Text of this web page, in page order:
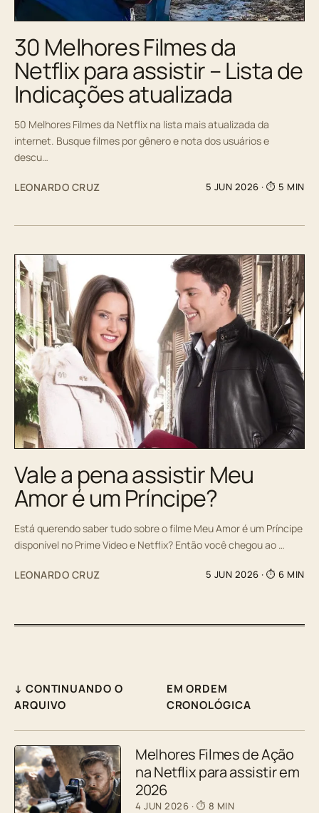
30 Melhores Filmes da
Netflix para assistir – Lista de
Indicações atualizada
50 Melhores Filmes da Netflix na lista mais atualizada da
internet. Busque filmes por gênero e nota dos usuários e
descu…
LEONARDO CRUZ 5 JUN 2026 · ⏱ 5 MIN
Vale a pena assistir Meu
Amor é um Príncipe?
Está querendo saber tudo sobre o filme Meu Amor é um Príncipe
disponível no Prime Video e Netflix? Então você chegou ao …
LEONARDO CRUZ 5 JUN 2026 · ⏱ 6 MIN
↓ CONTINUANDO O
ARQUIVO
EM ORDEM
CRONOLÓGICA
Melhores Filmes de Ação
na Netflix para assistir em
2026
4 JUN 2026 · ⏱ 8 MIN